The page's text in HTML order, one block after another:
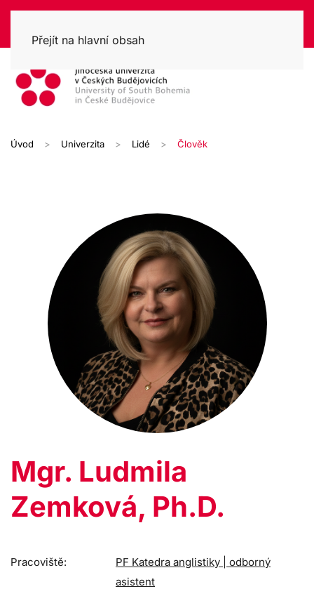
Přejít na hlavní obsah
Úvod Univerzita Lidé Člověk
Mgr. Ludmila
Zemková, Ph.D.
Pracoviště:
PF Katedra anglistiky | odborný
asistent